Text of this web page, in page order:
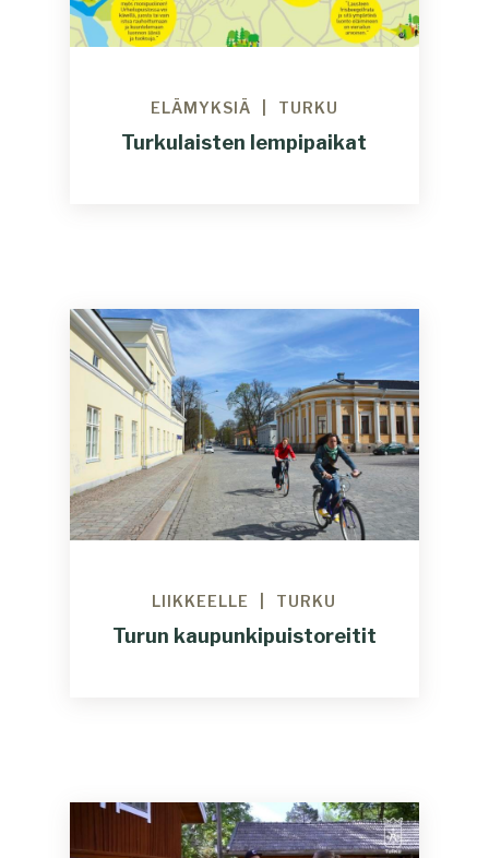
ELÄMYKSIÄ TURKU
Turkulaisten lempipaikat
LIIKKEELLE TURKU
Turun kaupunkipuistoreitit